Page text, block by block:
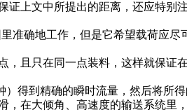
上文中所提出的距离，还应特别
确地工作，但是它希望载荷应尽
只在同一点装料，这样就保证在
到精确的瞬时流量，然后将所
，在大倾角、高速度的输送系统